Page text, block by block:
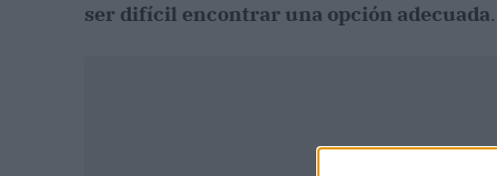
ser difícil encontrar una opción adecuada.